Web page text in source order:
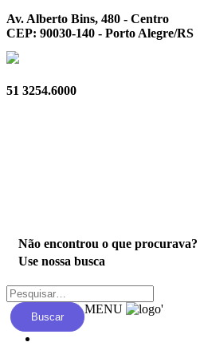
Av. Alberto Bins, 480 - Centro
CEP: 90030-140 - Porto Alegre/RS
51 3254.6000
Não encontrou o que procurava?
Use nossa busca
Buscar
MENU '